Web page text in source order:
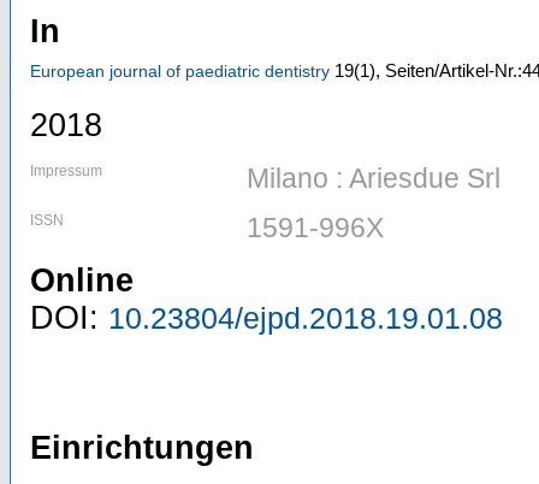
In
European journal of paediatric dentistry 19(1), Seiten/Artikel-
2018
Impressum Milano : Ariesdue Srl
ISSN 1591-996X
Online
DOI: 10.23804/ejpd.2018.19.01.08
Einrichtungen